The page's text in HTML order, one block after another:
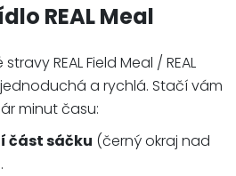
REAL Meal
REAL Field Meal / REAL
a rychlá. Stačí vám
minut času:
část sáčku (černý okraj nad